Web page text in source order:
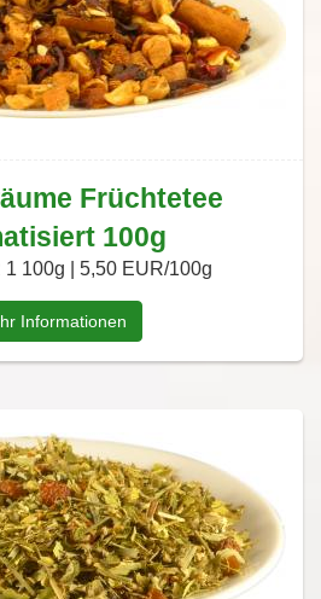
Früchtetee
100g
1 100g | 5,50 EUR/100g
Informationen